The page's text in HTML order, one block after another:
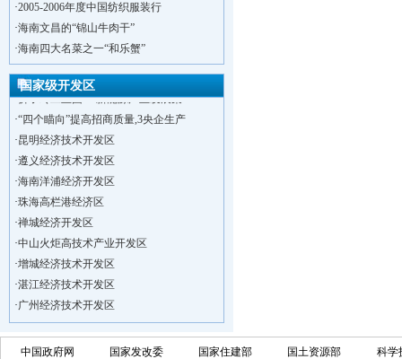
·2005-2006年度中国纺织服装行
·海南文昌的“锦山牛肉干”
·海南四大名菜之一“和乐蟹”
国家级开发区
·洋浦不断延伸产业链，推进一批石化产业
·海口今年将投入44.4亿元推进江东新
·新加坡海口国家高新区国际创新创业中心
·狮子岭工业园： 新能源产业发展集
“四个瞄向”提高招商质量,3央企生产
昆明经济技术开发区
遵义经济技术开发区
海南洋浦经济开发区
珠海高栏港经济区
禅城经济开发区
中山火炬高技术产业开发区
增城经济技术开发区
湛江经济技术开发区
广州经济技术开发区
·广州南沙经济技术开发区
·大亚湾经济技术开发区
中国政府网 国家发改委 国家住建部 国土资源部 科学